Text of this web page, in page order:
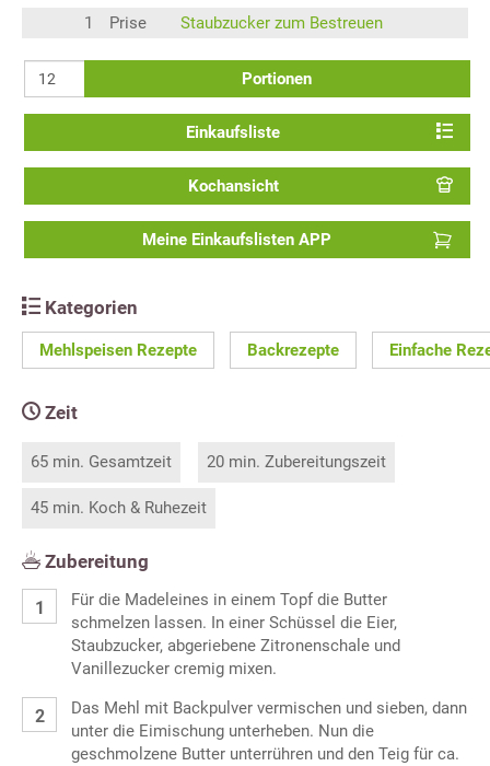
1
Prise Staubzucker zum Bestreuen
Portionen
Einkaufsliste
Kochansicht
Meine Einkaufslisten APP
Kategorien
Mehlspeisen Rezepte Backrezepte Einfache
Zeit
65 min. Gesamtzeit 20 min. Zubereitungszeit
45 min. Koch & Ruhezeit
Zubereitung
Für die Madeleines in einem Topf die Butter
schmelzen lassen. In einer Schüssel die Eier,
Staubzucker, abgeriebene Zitronenschale und
Vanillezucker cremig mixen.
Das Mehl mit Backpulver vermischen und sieben, dann
unter die Eimischung unterheben. Nun die
geschmolzene Butter unterrühren und den Teig für ca.